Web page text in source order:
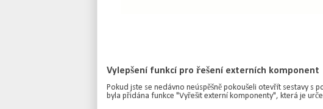
Vylepšení funkcí pro řešení externích komponent
Pokud jste se nedávno neúspěšně pokoušeli otevřít sestavy s
byla přidána funkce "Vyřešit externí komponenty", která je